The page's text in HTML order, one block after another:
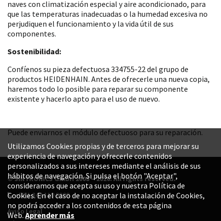
naves con climatización especial y aire acondicionado, para
que las temperaturas inadecuadas o la humedad excesiva no
perjudiquen el funcionamiento y la vida útil de sus
componentes.
Sostenibilidad:
Confíenos su pieza defectuosa 334755-22 del grupo de
productos HEIDENHAIN. Antes de ofrecerle una nueva copia,
haremos todo lo posible para reparar su componente
existente y hacerlo apto para el uso de nuevo.
Puede enviarnos el módulo defectuoso para su reparación.
© SINTRONICS GmbH 2008 – 2026. All rights reserved.
+52 1 844 119 8800
Aviso Legal
Utilizamos Cookies propias y de terceros para mejorar su
experiencia de navegación y ofrecerle contenidos
personalizados a sus intereses mediante el análisis de sus
hábitos de navegación. Si pulsa el botón "Aceptar",
consideramos que acepta su uso y nuestra Política de
Cookies. En el caso de no aceptar la instalación de Cookies,
no podrá acceder a los contenidos de esta página
Web.Aprender más